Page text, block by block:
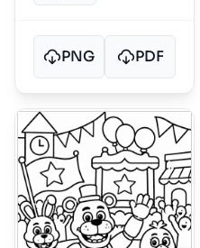
PNG PDF